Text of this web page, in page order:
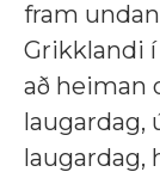
fram
Grikklandi
að heiman
laugardag,
laugardag,